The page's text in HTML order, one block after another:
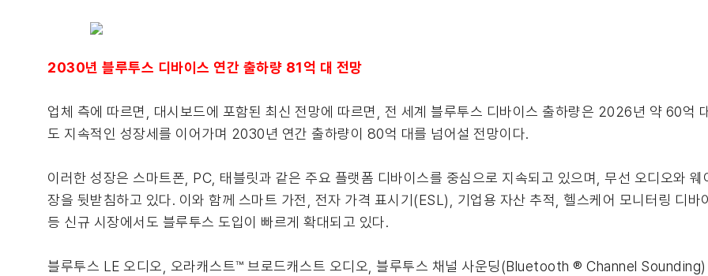
2030년 블루투스 디바이스 연간 출하량 81억 대 전망
업체 측에 따르면, 대시보드에 포함된 최신 전망에 따르면, 전 세계 블루투스 디바이스 출하량은 2026년 약 60억
도 지속적인 성장세를 이어가며 2030년 연간 출하량이 80억 대를 넘어설 전망이다.
이러한 성장은 스마트폰, PC, 태블릿과 같은 주요 플랫폼 디바이스를 중심으로 지속되고 있으며, 무선 오디오와
장을 뒷받침하고 있다. 이와 함께 스마트 가전, 전자 가격 표시기(ESL), 기업용 자산 추적, 헬스케어 모니터링 디바
등 신규 시장에서도 블루투스 도입이 빠르게 확대되고 있다.
블루투스 LE 오디오, 오라캐스트™ 브로드캐스트 오디오, 블루투스 채널 사운딩(Bluetooth ® Channel Sounding)